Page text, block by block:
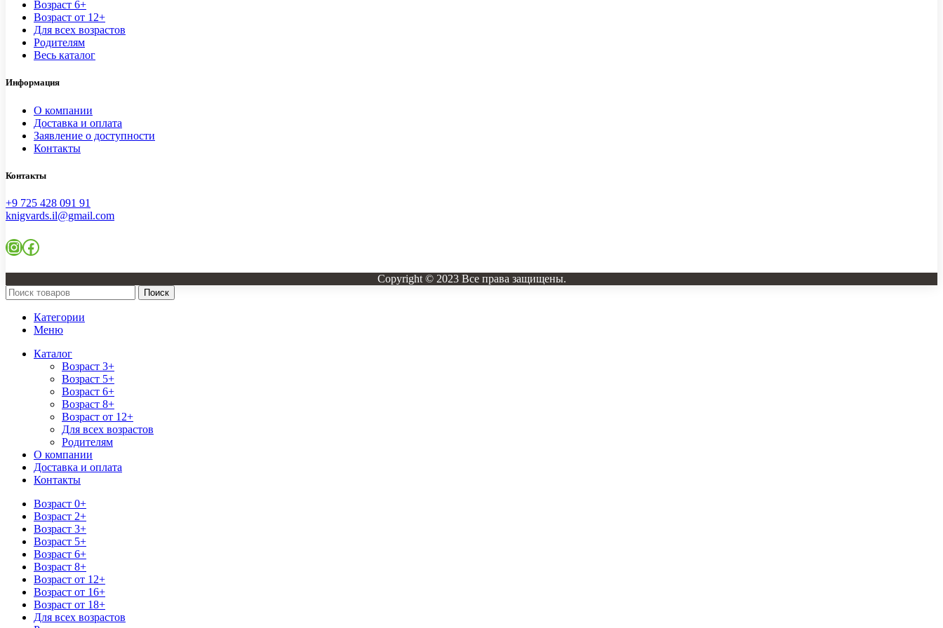
Возраст 6+
Возраст от 12+
Для всех возрастов
Родителям
Весь каталог
Информация
О компании
Доставка и оплата
Заявление о доступности
Контакты
Контакты
+9 725 428 091 91
knigvards.il@gmail.com
Instagram
Facebook
Copyright © 2023 Все права защищены.
Поиск
Категории
Меню
Каталог
Возраст 3+
Возраст 5+
Возраст 6+
Возраст 8+
Возраст от 12+
Для всех возрастов
Родителям
О компании
Доставка и оплата
Контакты
Возраст 0+
Возраст 2+
Возраст 3+
Возраст 5+
Возраст 6+
Возраст 8+
Возраст от 12+
Возраст от 16+
Возраст от 18+
Для всех возрастов